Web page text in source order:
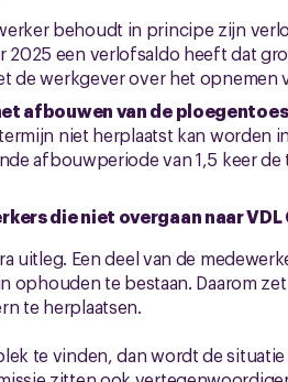
behoudt in principe zijn
2025 een verlofsaldo heeft dat
de werkgever over het opnemen
afbouwen van de
niet herplaatst kan worden
afbouwperiode van 1,5 keer
die niet overgaan naar VDL
uitleg. Een deel van de
ophouden te bestaan. Daarom
te herplaatsen.
te vinden, dan wordt de